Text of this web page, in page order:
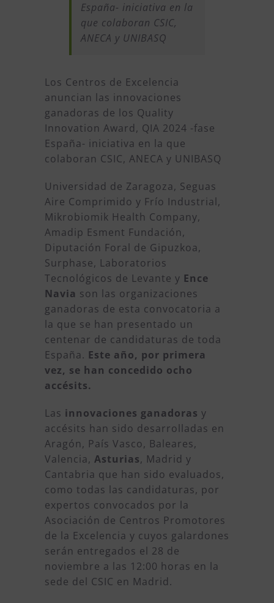
España- iniciativa en la
que colaboran CSIC,
ANECA y UNIBASQ
Los Centros de Excelencia
anuncian las innovaciones
ganadoras de los Quality
Innovation Award, QIA 2024 -fase
España- iniciativa en la que
colaboran CSIC, ANECA y UNIBASQ
Universidad de Zaragoza, Seguas
Aire Comprimido y Frío Industrial,
Mikrobiomik Health Company,
Amadip Esment Fundación,
Diputación Foral de Gipuzkoa,
Surphase, Laboratorios
Tecnológicos de Levante y Ence
Navia son las organizaciones
ganadoras de esta convocatoria a
la que se han presentado un
centenar de candidaturas de toda
España. Este año, por primera
vez, se han concedido ocho
accésits.
Las innovaciones ganadoras y
accésits han sido desarrolladas en
Aragón, País Vasco, Baleares,
Valencia, Asturias, Madrid y
Cantabria que han sido evaluados,
como todas las candidaturas, por
expertos convocados por la
Asociación de Centros Promotores
de la Excelencia y cuyos galardones
serán entregados el 28 de
noviembre a las 12:00 horas en la
sede del CSIC en Madrid.